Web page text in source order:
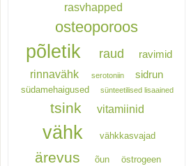
rasvhapped
osteoporoos
põletik raud ravimid
rinnavähk serotoniin sidrun
südamehaigused sünteetilised lisaained
tsink vitamiinid
vähk vähkkasvajad
ärevus õun östrogeen